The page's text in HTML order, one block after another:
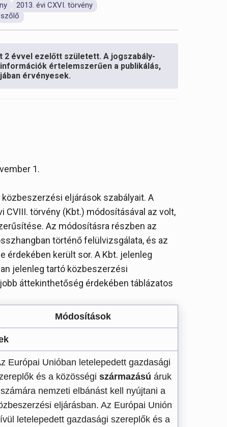
2013. évi CXVI. törvény
szőlő
2 évvel ezelőtt született. A jogszabály-
értelemszerűen a publikálás,
érvényesek.
1.
eljárások szabályait. A
törvény (Kbt.) módosításával az volt,
Az módosításra részben az
történő felülvizsgálata, és az
érdekében került sor. A Kbt. jelenleg
jelenleg tartó közbeszerzési
áttekinthetőség érdekében táblázatos
Módosítások
Európai Unióban letelepedett gazdasági
és a közösségi származású áruk
számára nemzeti elbánást kell nyújtani a
eljárásban. Az Európai Unión
letelepedett gazdasági szereplők és a